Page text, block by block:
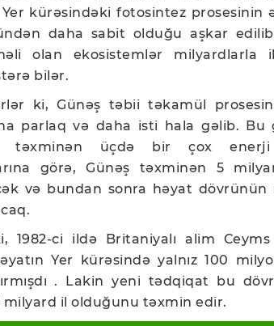
kürəsindəki fotosintez prosesinin
daha sabit olduğu aşkar
olan ekosistemlər milyardlarla
bilər.
ki, Günəş təbii təkamül
parlaq və daha isti hala gəlib. Bu
təxminən üçdə bir çox enerji
görə, Günəş təxminən 5
və bundan sonra həyat dövrünün
1982-ci ildə Britaniyalı alim
Yer kürəsində yalnız 100
. Lakin yeni tədqiqat bu
milyard il olduğunu təxmin edir.